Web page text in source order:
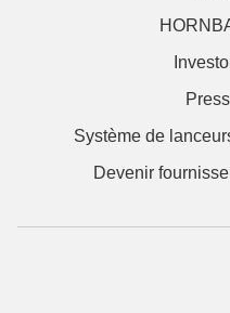
Système de
Devenir